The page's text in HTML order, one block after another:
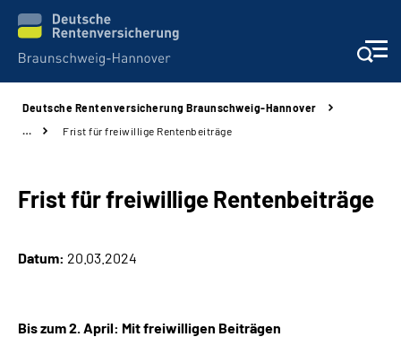
Karriere
Deutsche Rentenversicherung Braunschweig-Hannover
…
Frist für freiwillige Rentenbeiträge
Frist für freiwillige Rentenbeiträge
Datum: 20.03.2024
Bis zum 2. April: Mit freiwilligen Beiträgen